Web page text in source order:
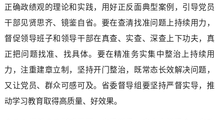
正确政绩观的理论和实践，用好正反面典型案例，引导党员
干部见贤思齐、镜鉴自省。要在查清找准问题上持续用力，
督促领导班子和领导干部在真查、实查、深查上下功夫，真
正把问题找准、找具体。要在精准务实集中整治上持续用
力，注重建章立制，坚持开门整治，既常态长效解决问题，
又让党员、群众可感可及。省委督导组要坚持严督实导，推
动学习教育取得高质量、好效果。